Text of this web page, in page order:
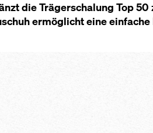
die Träger­schalung Top
ermöglicht eine